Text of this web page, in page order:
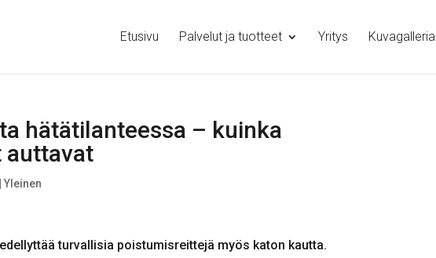
Etusivu Palvelut ja tuotteet Yritys Kuvagalleria
hätätilanteessa – kuinka
|Yleinen
turvallisia poistumisreittejä myös katon kautta.